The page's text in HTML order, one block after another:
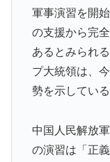
▶ フランス人「
能性を会長が
音がこれ！【
▶ 【海外の反応
イマナガ節を
83点でようや
▶ 海外「さすが
軍事演習を開
の支援から完
あるとみられ
プ大統領は、
勢を示している
中国人民解放
の演習は「正